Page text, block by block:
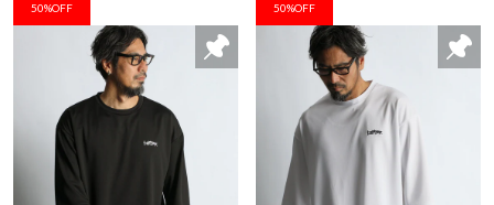
50%OFF 50%OFF